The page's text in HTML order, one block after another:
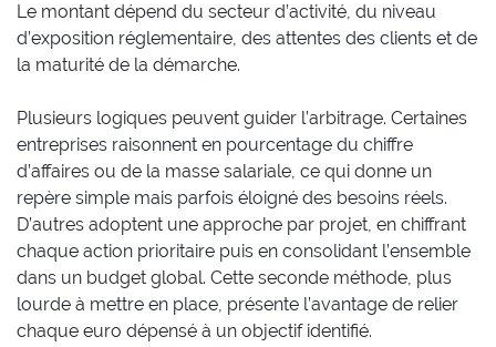
Le montant dépend du secteur d’activité, du niveau
d’exposition réglementaire, des attentes des clients et de
la maturité de la démarche.
Plusieurs logiques peuvent guider l’arbitrage. Certaines
entreprises raisonnent en pourcentage du chiffre
d’affaires ou de la masse salariale, ce qui donne un
repère simple mais parfois éloigné des besoins réels.
D’autres adoptent une approche par projet, en chiffrant
chaque action prioritaire puis en consolidant l’ensemble
dans un budget global. Cette seconde méthode, plus
lourde à mettre en place, présente l’avantage de relier
chaque euro dépensé à un objectif identifié.